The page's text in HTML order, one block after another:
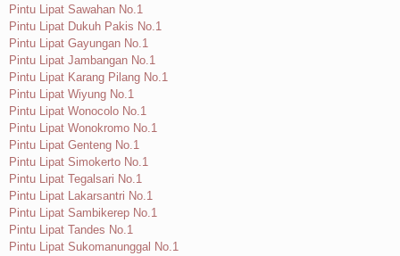
Pintu Lipat Sawahan No.1
Pintu Lipat Dukuh Pakis No.1
Pintu Lipat Gayungan No.1
Pintu Lipat Jambangan No.1
Pintu Lipat Karang Pilang No.1
Pintu Lipat Wiyung No.1
Pintu Lipat Wonocolo No.1
Pintu Lipat Wonokromo No.1
Pintu Lipat Genteng No.1
Pintu Lipat Simokerto No.1
Pintu Lipat Tegalsari No.1
Pintu Lipat Lakarsantri No.1
Pintu Lipat Sambikerep No.1
Pintu Lipat Tandes No.1
Pintu Lipat Sukomanunggal No.1